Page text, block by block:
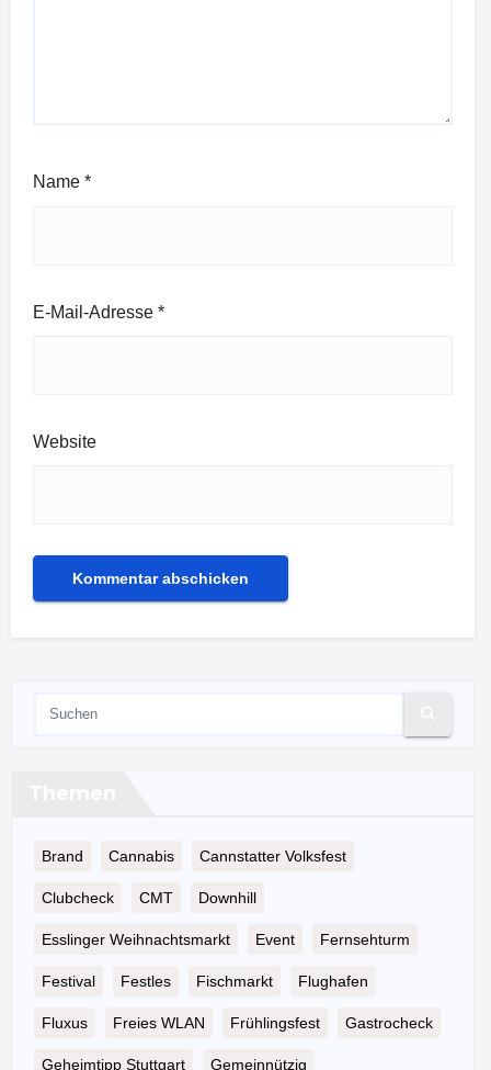
Name *
E-Mail-Adresse *
Website
Brand Cannabis Cannstatter Volksfest
Clubcheck CMT Downhill
Esslinger Weihnachtsmarkt Event Fernsehturm
Festival Festles Fischmarkt Flughafen
Fluxus Freies WLAN Frühlingsfest Gastrocheck
Geheimtipp Stuttgart Gemeinnützig